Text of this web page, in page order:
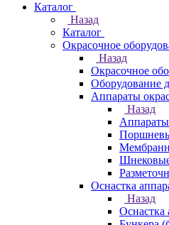
Каталог
Назад
Каталог
Окрасочное
Назад
Окрасочное
Оборудование
Аппараты
Назад
Оснастка
Назад
Оснастка